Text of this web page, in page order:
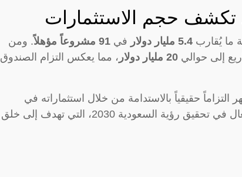
تكشف حجم الاستثمارات
ما يُقارب 5.4 مليار دولار في 91 مشروعاً مؤهلاً
. ومن
إلى حوالي 20 مليار دولار
، مما يعكس التزام الصندوق
حقيقياً بالاستدامة من خلال استثماراته في
القطاعات الخضراء، وهو ما يسهم بشكل فعال في تحقيق رؤية السعودية 2030، التي تهدف إلى خلق